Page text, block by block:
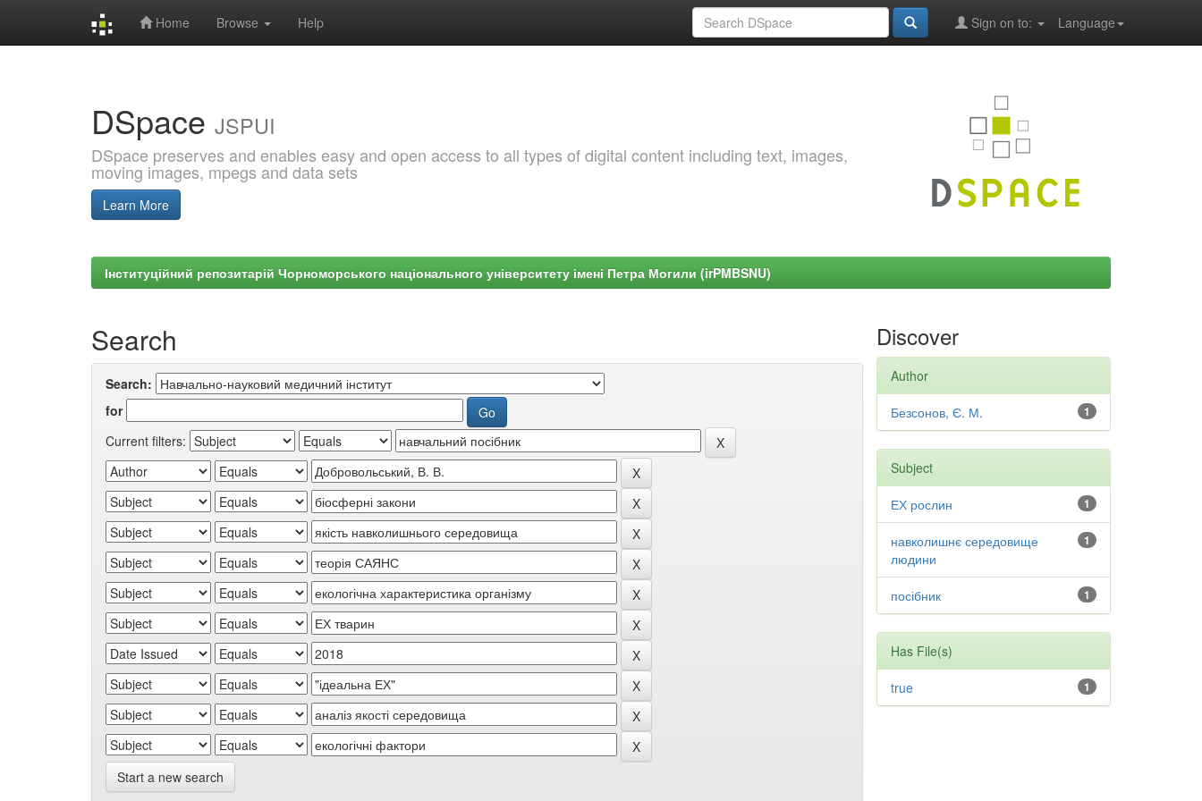
Home Browse Help Language
Sign on to:
DSpace JSPUI
DSpace preserves and enables easy and open access to all types of digital content including text, images,
moving images, mpegs and data sets
Learn More
Інституційний репозитарій Чорноморського національного університету імені Петра Могили (irPMBSNU)
Search
Search:
for
Current filters:
Start a new search
Discover
Author
1
Безсонов, Є. М.
Subject
1
ЕХ рослин
1
навколишнє середовище
людини
1
посібник
Has File(s)
1
true